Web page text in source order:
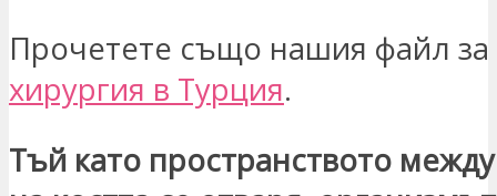
Прочетете също нашия файл за
хирургия в Турция.
Тъй като пространството